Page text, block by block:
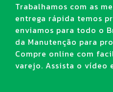
azul e incolor em
unidades.
Face Shield
Em nossa loja você
Trabalhamos com as
entrega rápida temos
enviamos para todo o
da Manutenção para
Compre online com
varejo. Assista o vídeo